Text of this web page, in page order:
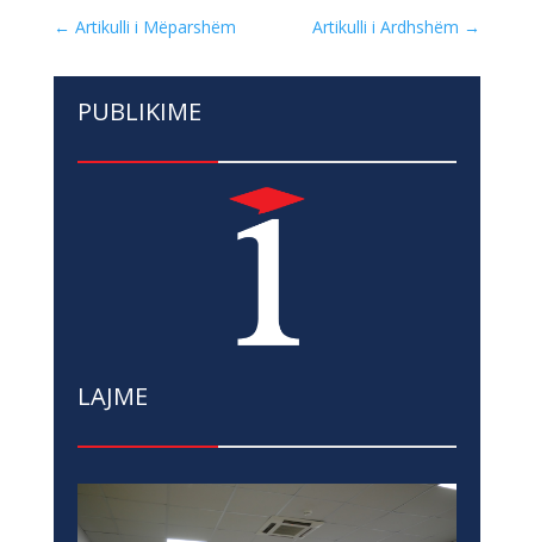
← Artikulli i Mëparshëm Artikulli i Ardhshëm →
PUBLIKIME
LAJME